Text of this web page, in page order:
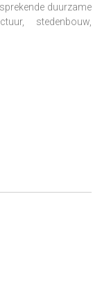
duurzame
stedenbouw,